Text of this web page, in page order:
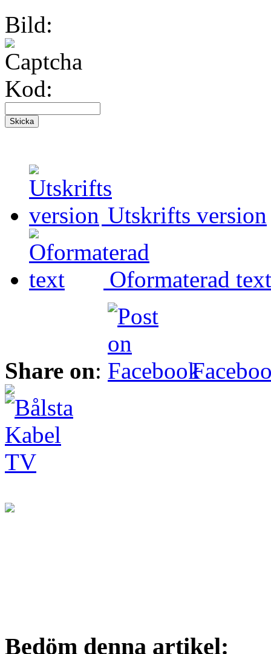
Bild:
Kod:
Utskrifts version
Oformaterad text
Share on:
Bedöm denna artikel: